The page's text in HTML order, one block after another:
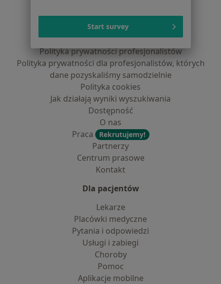
Regulamin
Polityka prywatności pacjentów
Polityka prywatności profesjonalistów
Polityka prywatności dla profesjonalistów, których
dane pozyskaliśmy samodzielnie
Polityka cookies
Jak działają wyniki wyszukiwania
Dostępność
O nas
Praca
Rekrutujemy!
Partnerzy
Centrum prasowe
Kontakt
Dla pacjentów
Lekarze
Placówki medyczne
Pytania i odpowiedzi
Usługi i zabiegi
Choroby
Pomoc
Aplikacje mobilne
Start survey